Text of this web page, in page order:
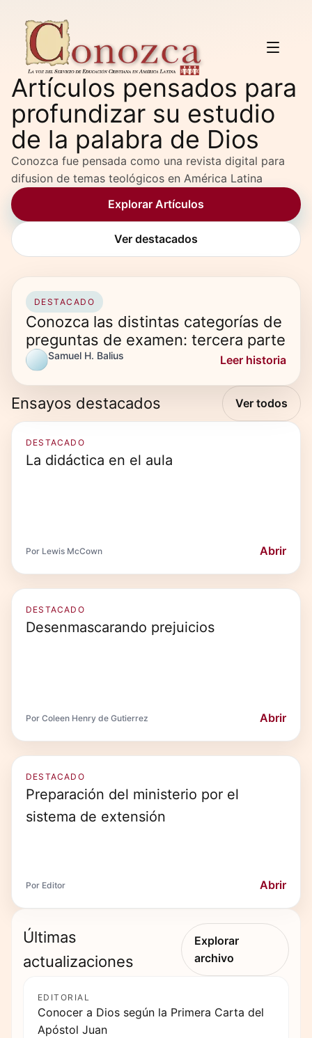
Artículos pensados para
profundizar su estudio
de la palabra de Dios
Conozca fue pensada como una revista digital para
difusion de temas teológicos en América Latina
Explorar Artículos
Ver destacados
DESTACADO
Conozca las distintas categorías de
preguntas de examen: tercera parte
Samuel H. Balius Leer historia
Ensayos destacados Ver todos
DESTACADO
La didáctica en el aula
Por Lewis McCown Abrir
DESTACADO
Desenmascarando prejuicios
Por Coleen Henry de Gutierrez Abrir
DESTACADO
Preparación del ministerio por el
sistema de extensión
Por Editor Abrir
Últimas
actualizaciones
Explorar
archivo
EDITORIAL
Conocer a Dios según la Primera Carta del
Apóstol Juan